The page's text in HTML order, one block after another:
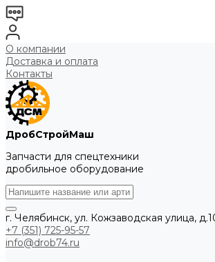
О компании
Доставка и оплата
Контакты
ДробСтройМаш
Запчасти для спецтехники
дробильное оборудование
г. Челябинск, ул. Кожзаводская улица,
+7 (351) 725-95-57
info@drob74.ru